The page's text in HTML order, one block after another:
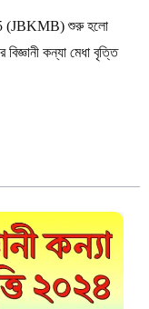
(JBKMB) শুরু হলো
কন্যা মেধা বৃত্তি